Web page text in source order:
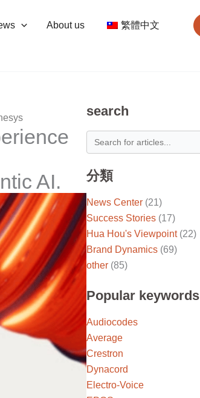
About us 繁體中文
AI.
search
分類
News Center(21)
Success Stories(17)
Hua Hou's Viewpoint(22)
Brand Dynamics(69)
other(85)
Popular keywords
Audiocodes
Average
Crestron
Dynacord
Electro-Voice